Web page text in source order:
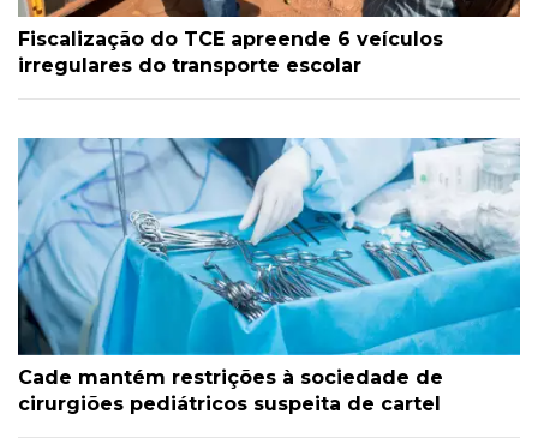
Fiscalização do TCE apreende 6 veículos
irregulares do transporte escolar
Cade mantém restrições à sociedade de
cirurgiões pediátricos suspeita de cartel